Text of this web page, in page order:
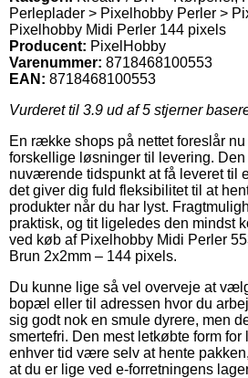
Perleplader > Pixelhobby Perler >
Pixelhobby Midi Perler 144 pixels
Producent: PixelHobby
Varenummer: 8718468100553
EAN: 8718468100553
Vurderet til 3.9 ud af 5 stjerner
En række shops på nettet foreslår
forskellige løsninger til levering.
nuværende tidspunkt at få leveret til
det giver dig fuld fleksibilitet til at
produkter når du har lyst.
praktisk, og tit ligeledes den mindst
ved køb af Pixelhobby Midi Perler
Brun 2x2mm – 144 pixels.
Du kunne lige så vel overveje at
bopæl eller til adressen hvor du
sig godt nok en smule dyrere, men
smertefri. Den mest letkøbte form for
enhver tid være selv at hente
at du er lige ved e-forretningens